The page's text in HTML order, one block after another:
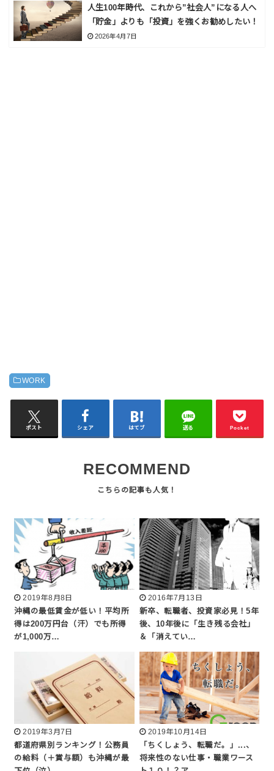
人生100年時代、これから”社会人”になる人へ
「貯金」よりも「投資」を強くお勧めしたい！
2026年4月7日
WORK
ポスト シェア はてブ 送る Pocket
RECOMMEND
2019年8月8日
沖縄の最低賃金が低い！平均所
得は200万円台（汗）でも所得
が1,000万…
2016年7月13日
新卒、転職者、投資家必見！5年
後、10年後に「生き残る会社」
＆「消えてい…
2019年3月7日
都道府県別ランキング！公務員
の給料（＋賞与額）も沖縄が最
2019年10月14日
「ちくしょう、転職だ。」...、
将来性のない仕事・職業ワース